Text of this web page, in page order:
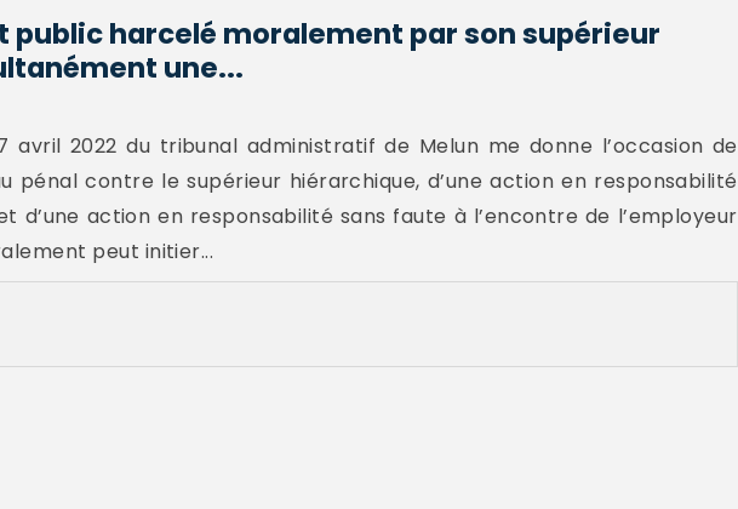
public harcelé moralement par son supérieur
une...
avril 2022 du tribunal administratif de Melun me donne l’occasion de
pénal contre le supérieur hiérarchique, d’une action en responsabilité
action en responsabilité sans faute à l’encontre de l’employeur
peut initier...